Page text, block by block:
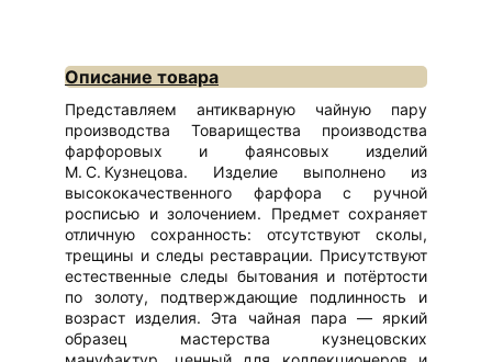
Описание товара
Представляем антикварную чайную пару
производства Товарищества производства
фарфоровых и фаянсовых изделий
М. С. Кузнецова. Изделие выполнено из
высококачественного фарфора с ручной
росписью и золочением. Предмет сохраняет
отличную сохранность: отсутствуют сколы,
трещины и следы реставрации. Присутствуют
естественные следы бытования и потёртости
по золоту, подтверждающие подлинность и
возраст изделия. Эта чайная пара — яркий
образец мастерства кузнецовских